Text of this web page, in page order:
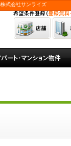
式会社サンライズ